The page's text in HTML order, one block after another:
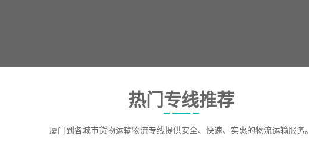
热门专线推荐
厦门到各城市货物运输物流专线提供安全、快速、实惠的物流运输服务。